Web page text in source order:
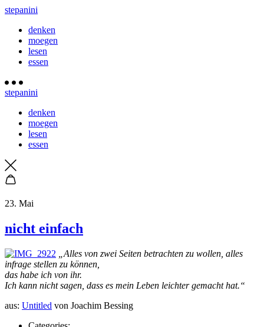
stepanini
denken
moegen
lesen
essen
stepanini
denken
moegen
lesen
essen
23. Mai
nicht einfach
„Alles von zwei Seiten betrachten zu wollen, alles
infrage stellen zu können,
das habe ich von ihr.
Ich kann nicht sagen, dass es mein Leben leichter gemacht hat.“
aus: Untitled von Joachim Bessing